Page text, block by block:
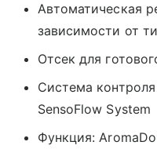
Автоматическая
зависимости от
Отсек для
Система
SensoFlow System
Функция: